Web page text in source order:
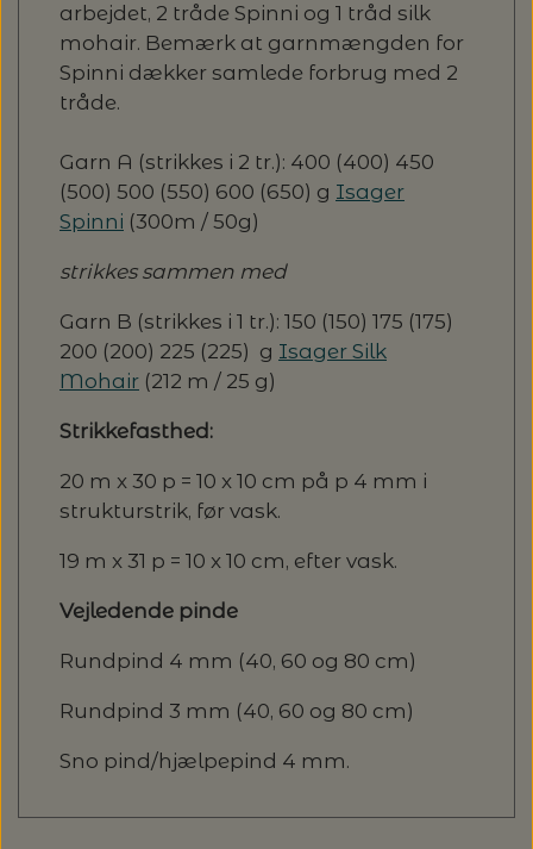
arbejdet, 2 tråde Spinni og 1 tråd silk
mohair. Bemærk at garnmængden for
Spinni dækker samlede forbrug med 2
tråde.
Garn A (strikkes i 2 tr.): 400 (400) 450
(500) 500 (550) 600 (650) g Isager
Spinni (300m / 50g)
strikkes sammen med
Garn B (strikkes i 1 tr.): 150 (150) 175 (175)
200 (200) 225 (225) g Isager Silk
Mohair (212 m / 25 g)
Strikkefasthed:
20 m x 30 p = 10 x 10 cm på p 4 mm i
strukturstrik, før vask.
19 m x 31 p = 10 x 10 cm, efter vask.
Vejledende pinde
Rundpind 4 mm (40, 60 og 80 cm)
Rundpind 3 mm (40, 60 og 80 cm)
Sno pind/hjælpepind 4 mm.